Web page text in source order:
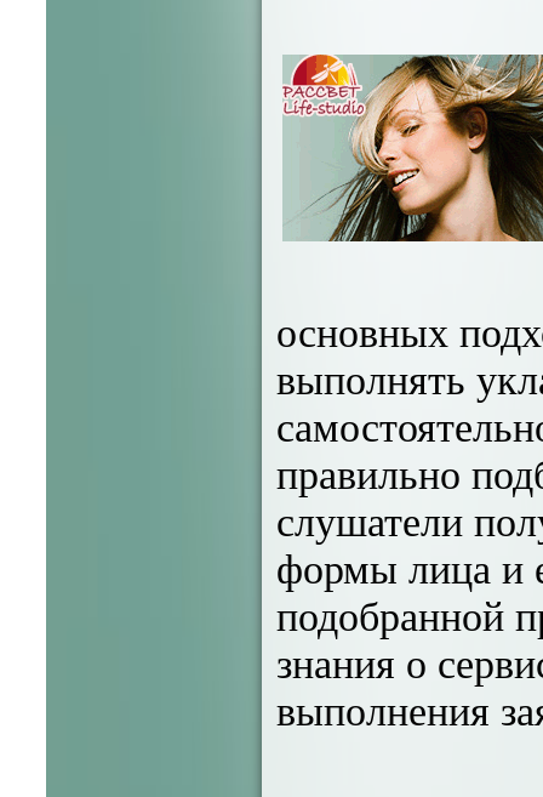
основных
выполнять
правильно
слушатели
формы лица и
подобранной
знания о
выполнения